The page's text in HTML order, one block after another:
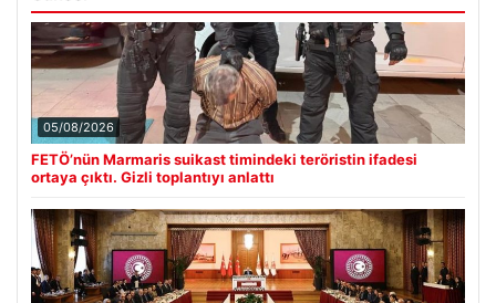
05/08/2026
FETÖ’nün Marmaris suikast timindeki teröristin ifadesi
ortaya çıktı. Gizli toplantıyı anlattı